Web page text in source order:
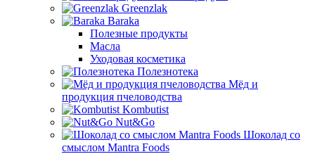
Greenzlak
Baraka
Полезные продукты
Масла
Уходовая косметика
Полезнотека
Мёд и
продукция пчеловодства
Kombutist
Nut&Go
Шоколад со
смыслом Mantra Foods